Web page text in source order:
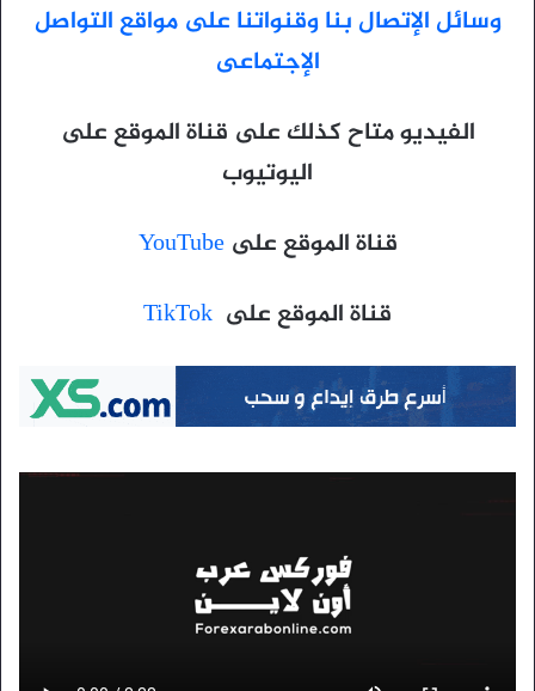
وسائل الإتصال بنا وقنواتنا على مواقع التواصل
الإجتماعى
الفيديو متاح كذلك على قناة الموقع على
اليوتيوب
قناة الموقع علىYouTube
قناة الموقع على TikTok